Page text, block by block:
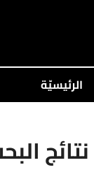
الرئيسيّة
نتائج